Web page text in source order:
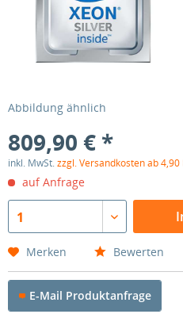
Abbildung ähnlich
809,90 € *
inkl. MwSt.zzgl. Versandkosten ab 4,90
auf Anfrage
1
Merken Bewerten
E-Mail Produktanfrage